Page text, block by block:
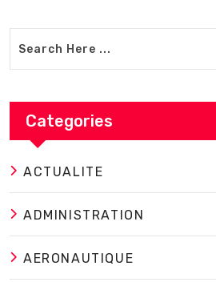
Categories
ACTUALITE
ADMINISTRATION
AERONAUTIQUE